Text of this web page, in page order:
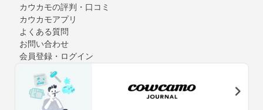
カウカモの評判・口コミ
カウカモアプリ
よくある質問
お問い合わせ
会員登録・ログイン